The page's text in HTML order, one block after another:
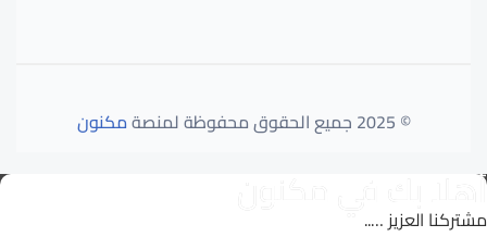
© 2025 جميع الحقوق محفوظة لمنصة مكنون
أهلا بك في مكنون
مشتركنا العزيز …..